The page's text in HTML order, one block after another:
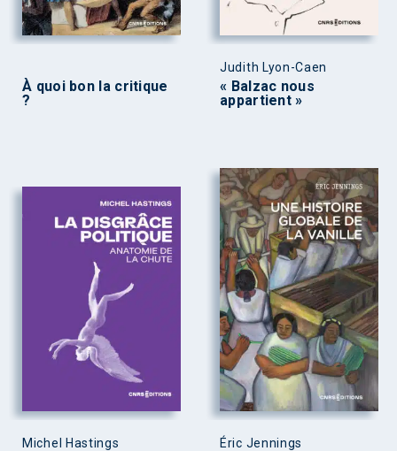
À quoi bon la critique
?
Judith Lyon-Caen
« Balzac nous
appartient »
Michel Hastings Éric Jennings